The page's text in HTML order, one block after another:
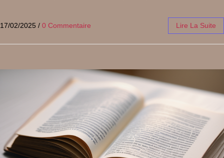
17/02/2025 / 0 Commentaire Lire La Suite